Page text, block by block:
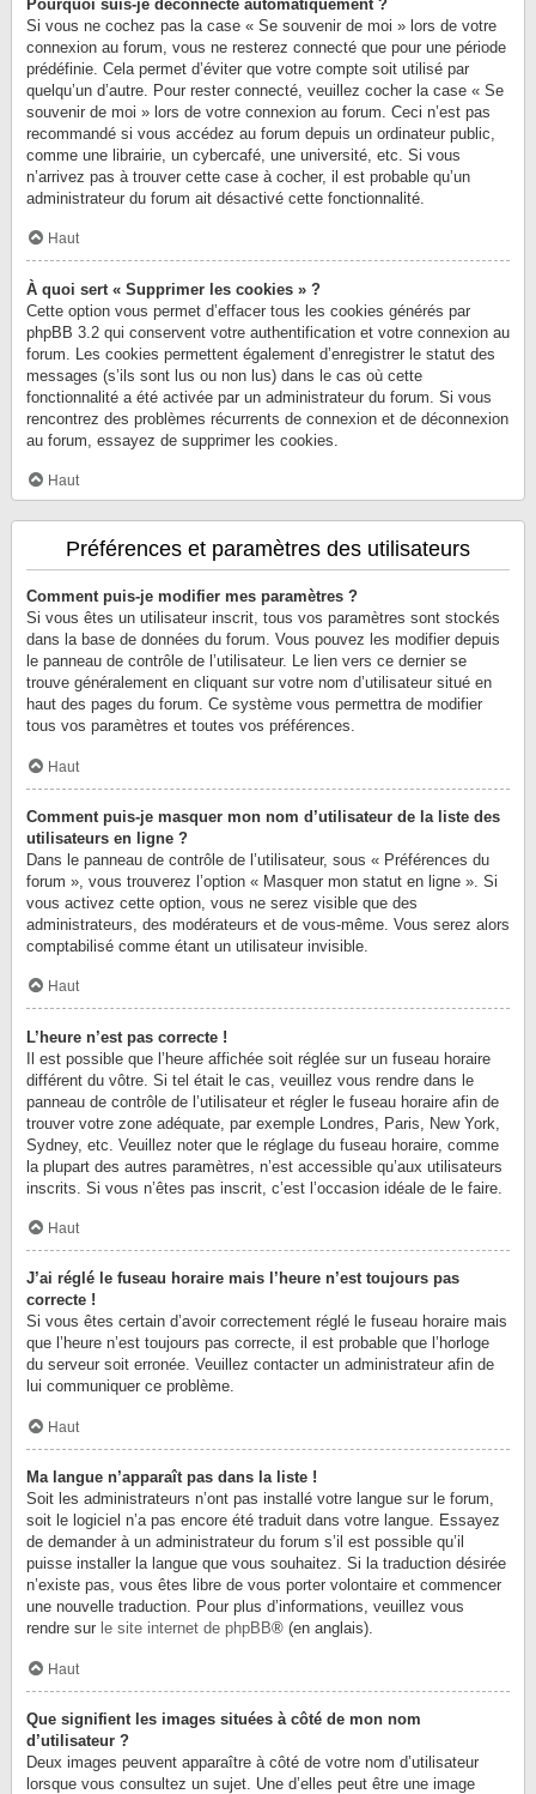
Pourquoi suis-je déconnecté automatiquement ?
Si vous ne cochez pas la case « Se souvenir de moi » lors de votre
connexion au forum, vous ne resterez connecté que pour une période
prédéfinie. Cela permet d’éviter que votre compte soit utilisé par
quelqu’un d’autre. Pour rester connecté, veuillez cocher la case « Se
souvenir de moi » lors de votre connexion au forum. Ceci n’est pas
recommandé si vous accédez au forum depuis un ordinateur public,
comme une librairie, un cybercafé, une université, etc. Si vous
n’arrivez pas à trouver cette case à cocher, il est probable qu’un
administrateur du forum ait désactivé cette fonctionnalité.
Haut
À quoi sert « Supprimer les cookies » ?
Cette option vous permet d’effacer tous les cookies générés par
phpBB 3.2 qui conservent votre authentification et votre connexion au
forum. Les cookies permettent également d’enregistrer le statut des
messages (s’ils sont lus ou non lus) dans le cas où cette
fonctionnalité a été activée par un administrateur du forum. Si vous
rencontrez des problèmes récurrents de connexion et de déconnexion
au forum, essayez de supprimer les cookies.
Haut
Préférences et paramètres des utilisateurs
Comment puis-je modifier mes paramètres ?
Si vous êtes un utilisateur inscrit, tous vos paramètres sont stockés
dans la base de données du forum. Vous pouvez les modifier depuis
le panneau de contrôle de l’utilisateur. Le lien vers ce dernier se
trouve généralement en cliquant sur votre nom d’utilisateur situé en
haut des pages du forum. Ce système vous permettra de modifier
tous vos paramètres et toutes vos préférences.
Haut
Comment puis-je masquer mon nom d’utilisateur de la liste des
utilisateurs en ligne ?
Dans le panneau de contrôle de l’utilisateur, sous « Préférences du
forum », vous trouverez l’option « Masquer mon statut en ligne ». Si
vous activez cette option, vous ne serez visible que des
administrateurs, des modérateurs et de vous-même. Vous serez alors
comptabilisé comme étant un utilisateur invisible.
Haut
L’heure n’est pas correcte !
Il est possible que l’heure affichée soit réglée sur un fuseau horaire
différent du vôtre. Si tel était le cas, veuillez vous rendre dans le
panneau de contrôle de l’utilisateur et régler le fuseau horaire afin de
trouver votre zone adéquate, par exemple Londres, Paris, New York,
Sydney, etc. Veuillez noter que le réglage du fuseau horaire, comme
la plupart des autres paramètres, n’est accessible qu’aux utilisateurs
inscrits. Si vous n’êtes pas inscrit, c’est l’occasion idéale de le faire.
Haut
J’ai réglé le fuseau horaire mais l’heure n’est toujours pas
correcte !
Si vous êtes certain d’avoir correctement réglé le fuseau horaire mais
que l’heure n’est toujours pas correcte, il est probable que l’horloge
du serveur soit erronée. Veuillez contacter un administrateur afin de
lui communiquer ce problème.
Haut
Ma langue n’apparaît pas dans la liste !
Soit les administrateurs n’ont pas installé votre langue sur le forum,
soit le logiciel n’a pas encore été traduit dans votre langue. Essayez
de demander à un administrateur du forum s’il est possible qu’il
puisse installer la langue que vous souhaitez. Si la traduction désirée
n’existe pas, vous êtes libre de vous porter volontaire et commencer
une nouvelle traduction. Pour plus d’informations, veuillez vous
rendre sur le site internet de phpBB® (en anglais).
Haut
Que signifient les images situées à côté de mon nom
d’utilisateur ?
Deux images peuvent apparaître à côté de votre nom d’utilisateur
lorsque vous consultez un sujet. Une d’elles peut être une image